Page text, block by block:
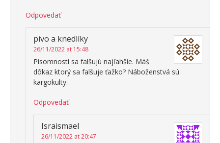
Odpovedať
pivo a knedlíky
26/11/2022 at 15:48
Písomnosti sa falšujú najľahšie. Máš
dôkaz ktorý sa falšuje ťažko? Náboženstvá sú
kargokulty.
Odpovedať
Israismael
26/11/2022 at 20:47